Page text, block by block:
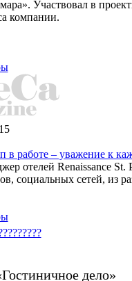
Участвовал в
компании.
работе – уважение к
отелей Renaissance
социальных сетей, из
дело»